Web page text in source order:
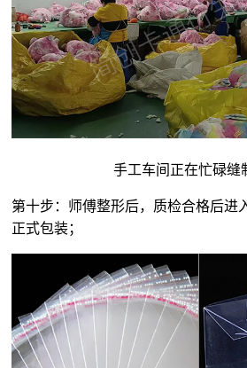
手工车间正在忙碌缝
第十步：师傅整形后，质检合格后进
正式包装；